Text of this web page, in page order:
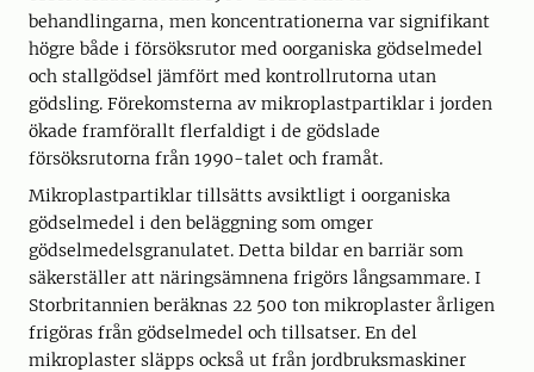
behandlingarna, men koncentrationerna var signifikant
högre både i försöksrutor med oorganiska gödselmedel
och stallgödsel jämfört med kontrollrutorna utan
gödsling. Förekomsterna av mikroplastpartiklar i jorden
ökade framförallt flerfaldigt i de gödslade
försöksrutorna från 1990-talet och framåt.
Mikroplastpartiklar tillsätts avsiktligt i oorganiska
gödselmedel i den beläggning som omger
gödselmedelsgranulatet. Detta bildar en barriär som
säkerställer att näringsämnena frigörs långsammare. I
Storbritannien beräknas 22 500 ton mikroplaster årligen
frigöras från gödselmedel och tillsatser. En del
mikroplaster släpps också ut från jordbruksmaskiner